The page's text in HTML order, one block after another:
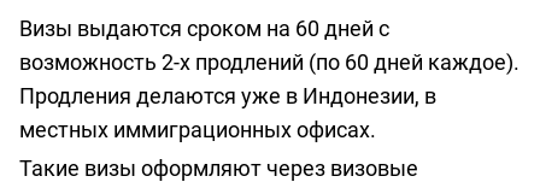
Визы выдаются сроком на 60 дней с
возможность 2-х продлений (по 60 дней каждое).
Продления делаются уже в Индонезии, в
местных иммиграционных офисах.
Такие визы оформляют через визовые